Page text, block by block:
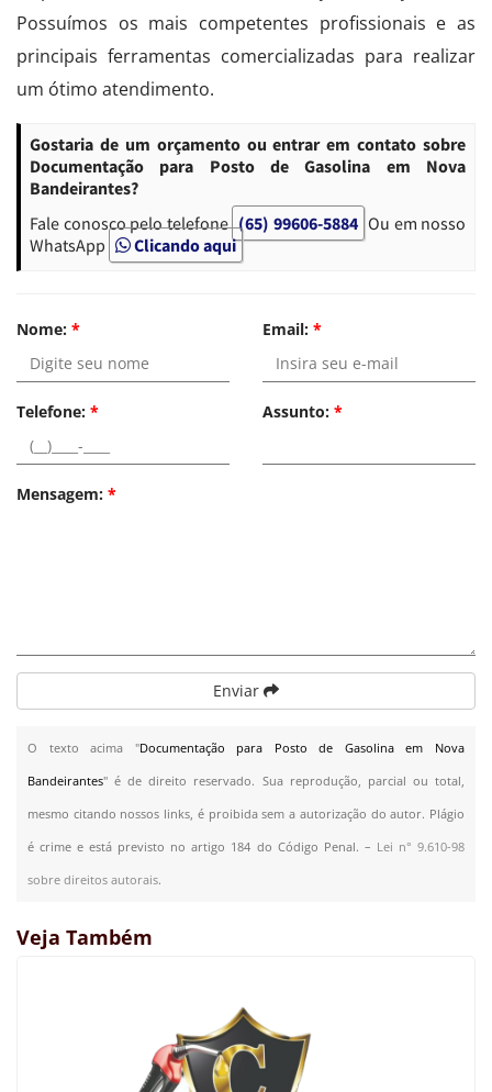
Possuímos os mais competentes profissionais e as
principais ferramentas comercializadas para realizar
um ótimo atendimento.
Gostaria de um orçamento ou entrar em contato sobre
Documentação para Posto de Gasolina em Nova
Bandeirantes?
Fale conosco pelo telefone (65) 99606-5884 Ou em nosso
WhatsApp
Clicando aqui
Nome: * Email: *
Telefone: * Assunto: *
Mensagem: *
Enviar
O texto acima "Documentação para Posto de Gasolina em Nova
Bandeirantes" é de direito reservado. Sua reprodução, parcial ou total,
mesmo citando nossos links, é proibida sem a autorização do autor. Plágio
é crime e está previsto no artigo 184 do Código Penal. – Lei n° 9.610-98
sobre direitos autorais.
Veja Também